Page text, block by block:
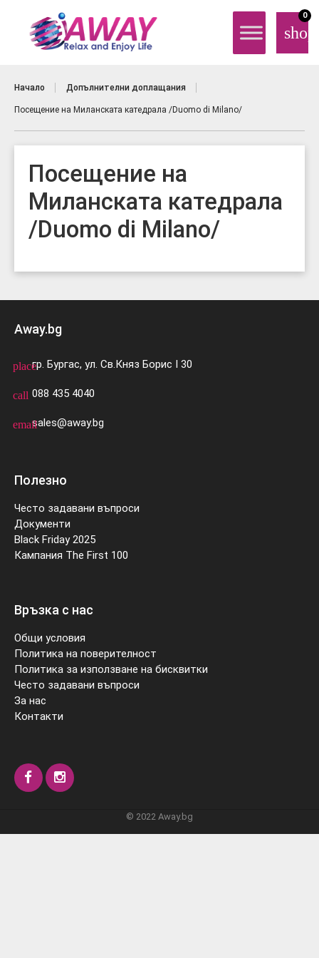
0
Начало Допълнителни доплащания
Посещение на Миланската катедрала /Duomo di Milano/
Посещение на
Миланската катедрала
/Duomo di Milano/
Away.bg
placeгр. Бургас, ул. Св.Княз Борис I 30
call 088 435 4040
emailsales@away.bg
Полезно
Често задавани въпроси
Документи
Black Friday 2025
Кампания The First 100
Връзка с нас
Общи условия
Политика на поверителност
Политика за използване на бисквитки
Често задавани въпроси
За нас
Контакти
© 2022 Away.bg